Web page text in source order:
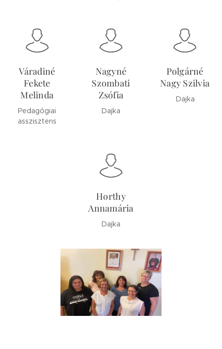
Váradiné
Fekete
Melinda
Pedagógiai
asszisztens
Nagyné
Szombati
Zsófia
Dajka
Polgárné
Nagy Szilvia
Dajka
Horthy
Annamária
Dajka